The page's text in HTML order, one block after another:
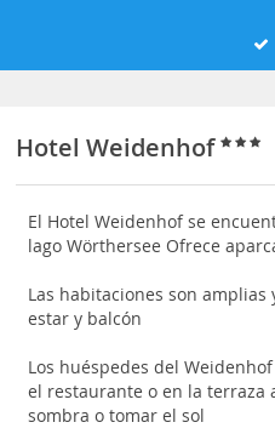
Hotel Weidenhof
El Hotel Weidenhof se
lago Wörthersee Ofrece
Las habitaciones son
estar y balcón
Los huéspedes del
el restaurante o en la terraza
sombra o tomar el sol